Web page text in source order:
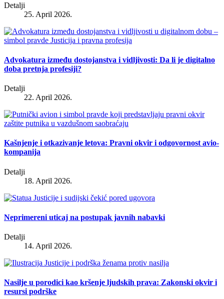
Detalji
25. April 2026.
Advokatura između dostojanstva i vidljivosti: Da li je digitalno
doba pretnja profesiji?
Detalji
22. April 2026.
Kašnjenje i otkazivanje letova: Pravni okvir i odgovornost avio-
kompanija
Detalji
18. April 2026.
Neprimereni uticaj na postupak javnih nabavki
Detalji
14. April 2026.
Nasilje u porodici kao kršenje ljudskih prava: Zakonski okvir i
resursi podrške